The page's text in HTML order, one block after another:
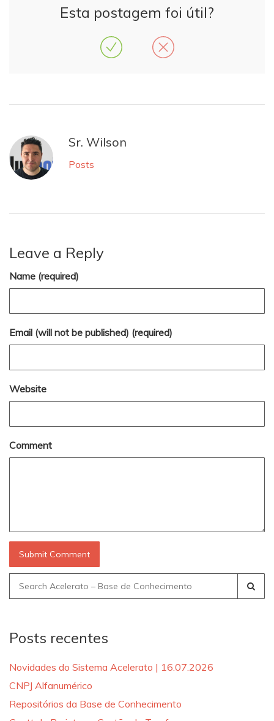
Esta postagem foi útil?
Sr. Wilson
Posts
Leave a Reply
Name (required)
Email (will not be published) (required)
Website
Comment
Search
for:
Posts recentes
Novidades do Sistema Acelerato | 16.07.2026
CNPJ Alfanumérico
Repositórios da Base de Conhecimento